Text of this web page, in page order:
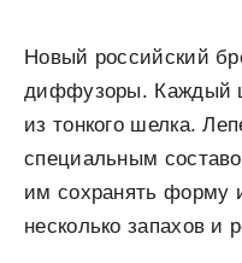
Новый российский
диффузоры. Каждый
из тонкого шелка.
специальным
им сохранять форму
несколько запахов и